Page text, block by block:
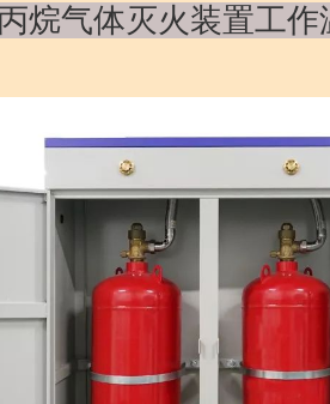
烷气体灭火装置工作